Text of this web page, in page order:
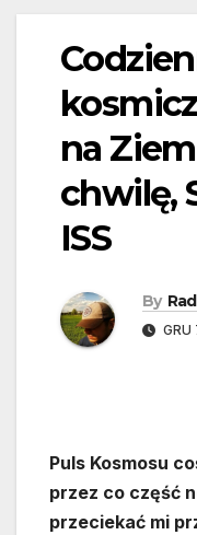
na
chwilę,
ISS
By
GRU
Puls Kosmosu
przez co część
przeciekać mi